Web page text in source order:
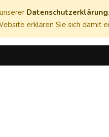
Datenschutzerklärung
erklären Sie sich damit